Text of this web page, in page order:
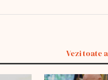
Vezi toate